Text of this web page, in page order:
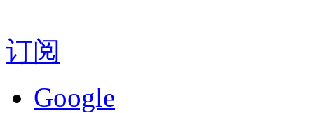
订阅
Google